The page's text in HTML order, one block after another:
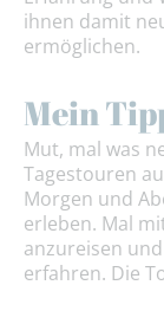
ihnen damit
ermöglichen.
Mein
Mut, mal was
Tagestouren
Morgen und
erleben. Mal
anzureisen
erfahren. Die